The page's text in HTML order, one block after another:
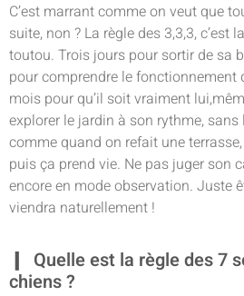
C’est marrant comme on veut que
suite, non ? La règle des 3,3,3, c’est
toutou. Trois jours pour sortir de sa
pour comprendre le fonctionnement
mois pour qu’il soit vraiment
explorer le jardin à son rythme, sans
comme quand on refait une
puis ça prend vie. Ne pas juger son
encore en mode observation. Juste
viendra naturellement !
Quelle est la règle des 7
chiens ?